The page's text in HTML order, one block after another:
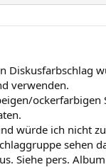
Diskusfarbschlag
verwenden.
ockerfarbigen
würde ich nicht
sehen
Siehe pers.